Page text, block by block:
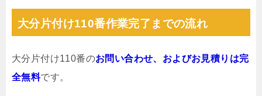
大分片付け110番作業完了までの流れ
大分片付け110番のお問い合わせ、およびお見積りは完
全無料です。